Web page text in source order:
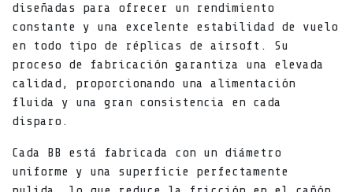
diseñadas para ofrecer un rendimiento
constante y una excelente estabilidad de vuelo
en todo tipo de réplicas de airsoft. Su
proceso de fabricación garantiza una elevada
calidad, proporcionando una alimentación
fluida y una gran consistencia en cada
disparo.
Cada BB está fabricada con un diámetro
uniforme y una superficie perfectamente